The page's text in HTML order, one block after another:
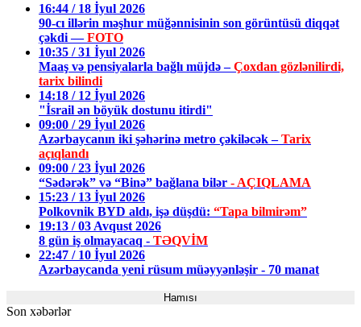
16:44 / 18 İyul 2026
90-cı illərin məşhur müğənnisinin son görüntüsü diqqət
çəkdi —FOTO
10:35 / 31 İyul 2026
Maaş və pensiyalarla bağlı müjdə –Çoxdan gözlənilirdi,
tarix bilindi
14:18 / 12 İyul 2026
"İsrail ən böyük dostunu itirdi"
09:00 / 29 İyul 2026
Azərbaycanın iki şəhərinə metro çəkiləcək –Tarix
açıqlandı
09:00 / 23 İyul 2026
“Sədərək” və “Binə” bağlana bilər - AÇIQLAMA
15:23 / 13 İyul 2026
Polkovnik BYD aldı, işə düşdü: “Tapa bilmirəm”
19:13 / 03 Avqust 2026
8 gün iş olmayacaq - TƏQVİM
22:47 / 10 İyul 2026
Azərbaycanda yeni rüsum müəyyənləşir - 70 manat
Hamısı
Son xəbərlər